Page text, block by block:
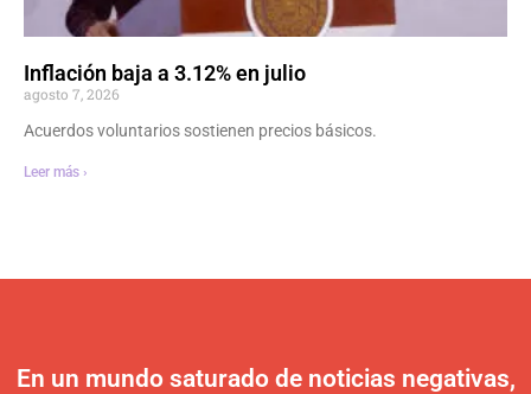
Inflación baja a 3.12% en julio
agosto 7, 2026
Acuerdos voluntarios sostienen precios básicos.
Leer más ›
En un mundo saturado de noticias negativas,